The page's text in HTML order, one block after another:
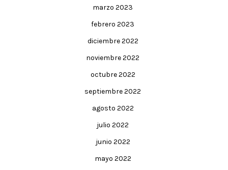
marzo 2023
febrero 2023
diciembre 2022
noviembre 2022
octubre 2022
septiembre 2022
agosto 2022
julio 2022
junio 2022
mayo 2022